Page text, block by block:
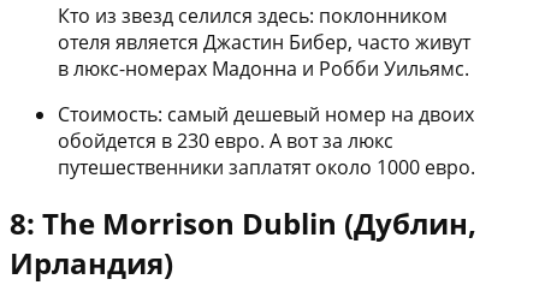
Кто из звезд селился здесь: поклонником
отеля является Джастин Бибер, часто живут
в люкс-номерах Мадонна и Робби Уильямс.
Стоимость: самый дешевый номер на двоих
обойдется в 230 евро. А вот за люкс
путешественники заплатят около 1000 евро.
8: The Morrison Dublin (Дублин,
Ирландия)